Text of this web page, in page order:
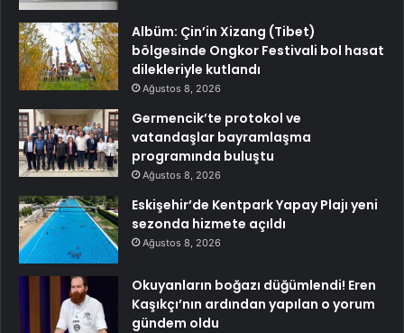
Albüm: Çin’in Xizang (Tibet)
bölgesinde Ongkor Festivali bol hasat
dilekleriyle kutlandı
Ağustos 8, 2026
Germencik’te protokol ve
vatandaşlar bayramlaşma
programında buluştu
Ağustos 8, 2026
Eskişehir’de Kentpark Yapay Plajı yeni
sezonda hizmete açıldı
Ağustos 8, 2026
Okuyanların boğazı düğümlendi! Eren
Kaşıkçı’nın ardından yapılan o yorum
gündem oldu